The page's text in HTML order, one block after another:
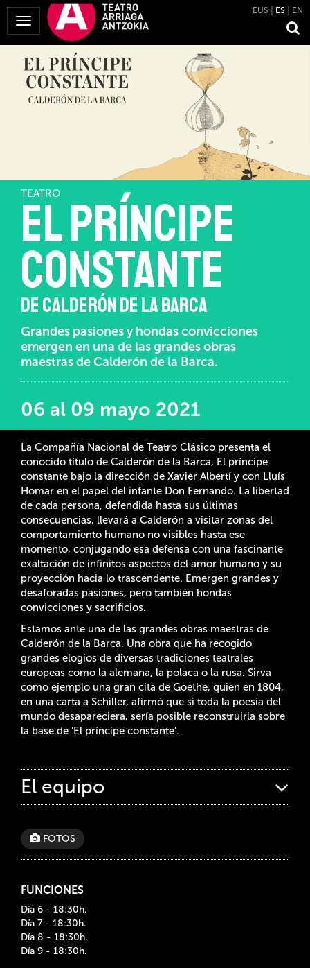
Mostrar
Menú
EUS ES EN
TEATRO
EL PRÍNCIPE
CONSTANTE
DE CALDERÓN DE LA BARCA
Grandes pasiones y hondas convicciones
emergen en una de las grandes obras
maestras de Calderón de la Barca.
06 al 09 mayo 2021
La Compañía Nacional de Teatro Clásico presenta el
conocido título de Calderón de la Barca, El príncipe
constante bajo la dirección de Xavier Albertí y con Lluís
Homar en el papel del infante Don Fernando. La libertad
de cada persona, defendida hasta sus últimas
consecuencias, llevará a Calderón a visitar zonas del
comportamiento humano no visibles hasta ese
momento, conjugando esa defensa con una fascinante
exaltación de infinitos aspectos del amor humano y su
proyección hacia lo trascendente. Emergen grandes y
desaforadas pasiones, pero también hondas
convicciones y sacrificios.
Estamos ante una de las grandes obras maestras de
Calderón de la Barca. Una obra que ha recogido
grandes elogios de diversas tradiciones teatrales
europeas como la alemana, la polaca o la rusa. Sirva
como ejemplo una gran cita de Goethe, quien en 1804,
en una carta a Schiller, afirmó que si toda la poesía del
mundo desapareciera, sería posible reconstruirla sobre
la base de ‘El príncipe constante’.
El equipo
FOTOS
FUNCIONES
Día 6 - 18:30h.
Día 7 - 18:30h.
Día 8 - 18:30h.
Día 9 - 18:30h.